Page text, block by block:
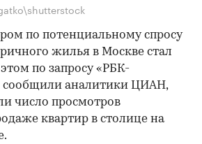
по потенциальному спросу
жилья в Москве стал
по запросу «РБК-
аналитики ЦИАН,
число просмотров
квартир в столице на